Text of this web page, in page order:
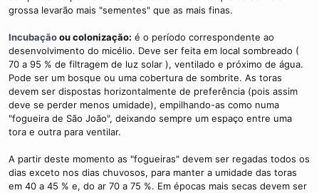
grossa levarão mais "sementes" que as mais finas.
Incubaçãoou colonização: é o período correspondente ao
desenvolvimento do micélio. Deve ser feita em local sombreado (
70 a 95 % de filtragem de luz solar ), ventilado e próximo de água.
Pode ser um bosque ou uma cobertura de sombrite. As toras
devem ser dispostas horizontalmente de preferência (pois assim
deve se perder menos umidade), empilhando-as como numa
"fogueira de São João", deixando sempre um espaço entre uma
tora e outra para ventilar.
A partir deste momento as "fogueiras" devem ser regadas todos os
dias exceto nos dias chuvosos, para manter a umidade das toras
em 40 a 45 % e, do ar 70 a 75 %. Em épocas mais secas devem ser